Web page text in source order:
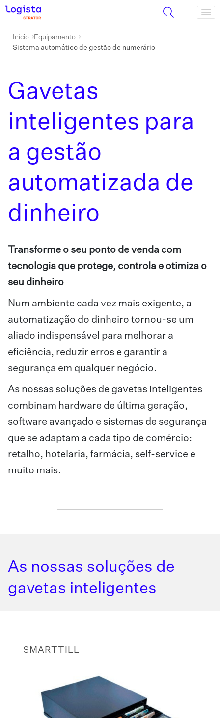
Início
Equipamento
Sistema automático de gestão de numerário
Gavetas
inteligentes para
a gestão
automatizada de
dinheiro
Transforme o seu ponto de venda com
tecnologia que protege, controla e otimiza o
seu dinheiro
Num ambiente cada vez mais exigente, a
automatização do dinheiro tornou-se um
aliado indispensável para melhorar a
eficiência, reduzir erros e garantir a
segurança em qualquer negócio.
As nossas soluções de gavetas inteligentes
combinam hardware de última geração,
software avançado e sistemas de segurança
que se adaptam a cada tipo de comércio:
retalho, hotelaria, farmácia, self-service e
muito mais.
As nossas soluções de
gavetas inteligentes
SMARTTILL